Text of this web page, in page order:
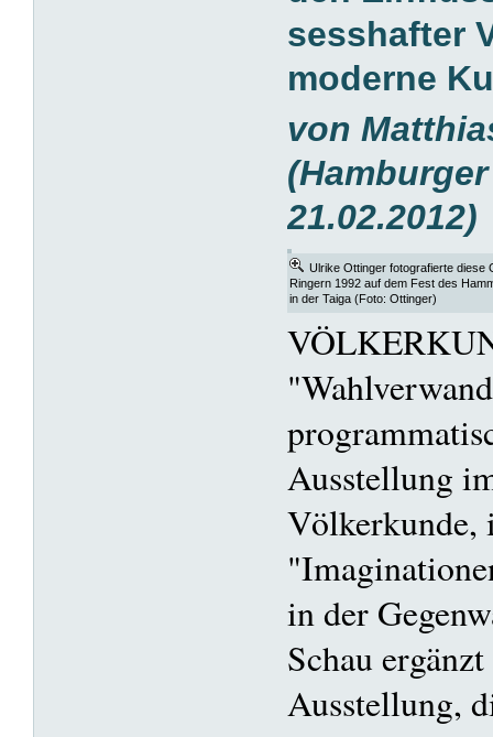
sesshafter
moderne
von
21.02.2012)
Ulrike Ottinger fotografierte diese
Ringern 1992 auf dem Fest des
in der Taiga (Foto: Ottinger)
Ausstellung
Völkerkunde,
in der
Schau
Ausstellung,